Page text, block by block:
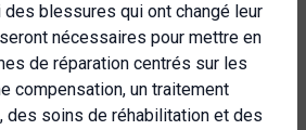
blessures qui ont changé leur
nécessaires pour mettre en
de réparation centrés sur les
compensation, un traitement
des soins de réhabilitation et des